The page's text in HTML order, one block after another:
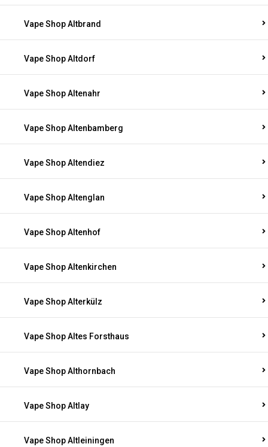
Vape Shop Altbrand
Vape Shop Altdorf
Vape Shop Altenahr
Vape Shop Altenbamberg
Vape Shop Altendiez
Vape Shop Altenglan
Vape Shop Altenhof
Vape Shop Altenkirchen
Vape Shop Alterkülz
Vape Shop Altes Forsthaus
Vape Shop Althornbach
Vape Shop Altlay
Vape Shop Altleiningen